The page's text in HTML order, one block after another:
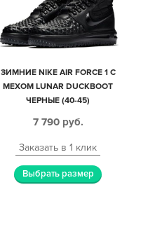
ЗИМНИЕ NIKE AIR FORCE 1 С
МЕХОМ LUNAR DUCKBOOT
ЧЕРНЫЕ (40-45)
7 790 руб.
Заказать в 1 клик
Выбрать размер